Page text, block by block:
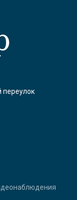
переулок